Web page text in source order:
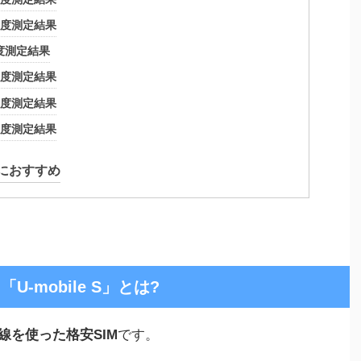
測定結果
測定結果
測定結果
測定結果
測定結果
おすすめ
U-mobile S」とは?
を使った格安SIM です。